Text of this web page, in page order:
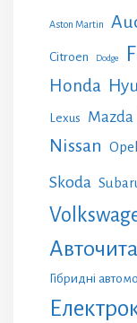
Aston Martin
Citroen Dodge
Honda
Lexus Mazda
Nissan Opel
Skoda
Гібридні